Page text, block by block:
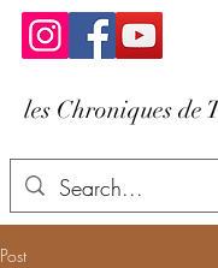
les Chroniques de
Post